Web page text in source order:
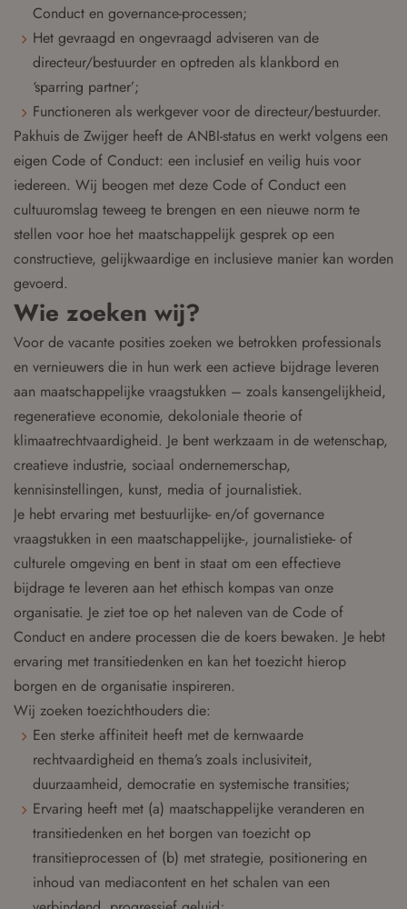
Conduct en governance-processen;
Het gevraagd en ongevraagd adviseren van de
directeur/bestuurder en optreden als klankbord en
‘sparring partner’;
Functioneren als werkgever voor de directeur/bestuurder.
Pakhuis de Zwijger heeft de ANBI-status en werkt volgens een
eigen Code of Conduct: een inclusief en veilig huis voor
iedereen. Wij beogen met deze Code of Conduct een
cultuuromslag teweeg te brengen en een nieuwe norm te
stellen voor hoe het maatschappelijk gesprek op een
constructieve, gelijkwaardige en inclusieve manier kan worden
gevoerd.
Wie zoeken wij?
Voor de vacante posities zoeken we betrokken professionals
en vernieuwers die in hun werk een actieve bijdrage leveren
aan maatschappelijke vraagstukken – zoals kansengelijkheid,
regeneratieve economie, dekoloniale theorie of
klimaatrechtvaardigheid. Je bent werkzaam in de wetenschap,
creatieve industrie, sociaal ondernemerschap,
kennisinstellingen, kunst, media of journalistiek.
Je hebt ervaring met bestuurlijke- en/of governance
vraagstukken in een maatschappelijke-, journalistieke- of
culturele omgeving en bent in staat om een effectieve
bijdrage te leveren aan het ethisch kompas van onze
organisatie. Je ziet toe op het naleven van de Code of
Conduct en andere processen die de koers bewaken. Je hebt
ervaring met transitiedenken en kan het toezicht hierop
borgen en de organisatie inspireren.
Wij zoeken toezichthouders die:
Een sterke affiniteit heeft met de kernwaarde
rechtvaardigheid en thema’s zoals inclusiviteit,
duurzaamheid, democratie en systemische transities;
Ervaring heeft met (a) maatschappelijke veranderen en
transitiedenken en het borgen van toezicht op
transitieprocessen of (b) met strategie, positionering en
inhoud van mediacontent en het schalen van een